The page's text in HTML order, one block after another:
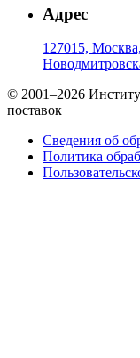
Адрес
127015, Москва,
© 2001–2026
поставок
Сведения об
Политика